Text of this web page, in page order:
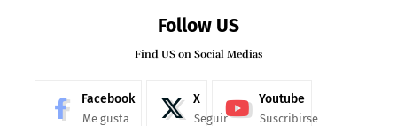
Follow US
Find US on Social Medias
Facebook
Me gusta
X
Seguir
Youtube
Suscribirse